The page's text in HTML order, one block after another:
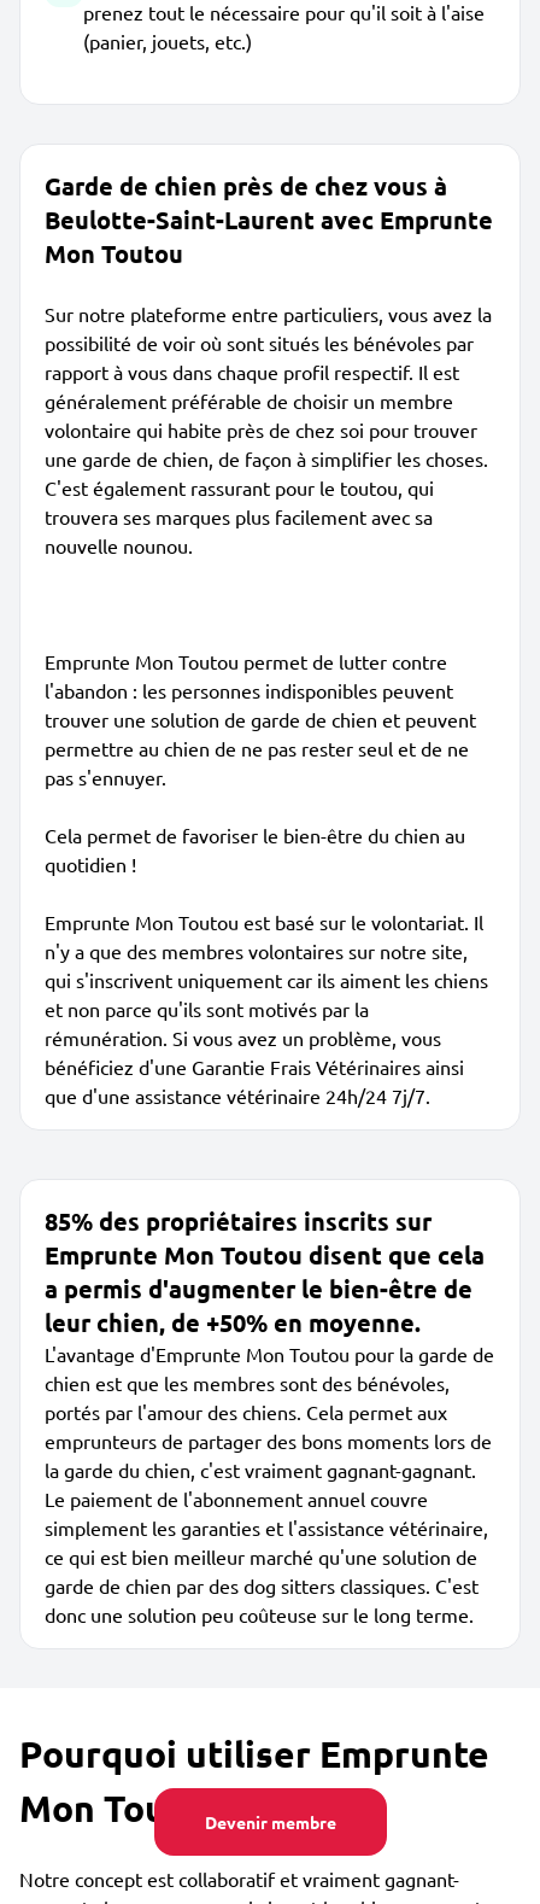
Devenir membre
prenez tout le nécessaire pour qu'il soit à l'aise
(panier, jouets, etc.)
Garde de chien près de chez vous à
Beulotte-Saint-Laurent avec Emprunte
Mon Toutou
Sur notre plateforme entre particuliers, vous avez la
possibilité de voir où sont situés les bénévoles par
rapport à vous dans chaque profil respectif. Il est
généralement préférable de choisir un membre
volontaire qui habite près de chez soi pour trouver
une garde de chien, de façon à simplifier les choses.
C'est également rassurant pour le toutou, qui
trouvera ses marques plus facilement avec sa
nouvelle nounou.
Emprunte Mon Toutou permet de lutter contre
l'abandon : les personnes indisponibles peuvent
trouver une solution de garde de chien et peuvent
permettre au chien de ne pas rester seul et de ne
pas s'ennuyer.
Cela permet de favoriser le bien-être du chien au
quotidien !
Emprunte Mon Toutou est basé sur le volontariat. Il
n'y a que des membres volontaires sur notre site,
qui s'inscrivent uniquement car ils aiment les chiens
et non parce qu'ils sont motivés par la
rémunération. Si vous avez un problème, vous
bénéficiez d'une Garantie Frais Vétérinaires ainsi
que d'une assistance vétérinaire 24h/24 7j/7.
85% des propriétaires inscrits sur
Emprunte Mon Toutou disent que cela
a permis d'augmenter le bien-être de
leur chien, de +50% en moyenne.
L'avantage d'Emprunte Mon Toutou pour la garde de
chien est que les membres sont des bénévoles,
portés par l'amour des chiens. Cela permet aux
emprunteurs de partager des bons moments lors de
la garde du chien, c'est vraiment gagnant-gagnant.
Le paiement de l'abonnement annuel couvre
simplement les garanties et l'assistance vétérinaire,
ce qui est bien meilleur marché qu'une solution de
garde de chien par des dog sitters classiques. C'est
donc une solution peu coûteuse sur le long terme.
Pourquoi utiliser Emprunte
Mon Toutou ?
Notre concept est collaboratif et vraiment gagnant-